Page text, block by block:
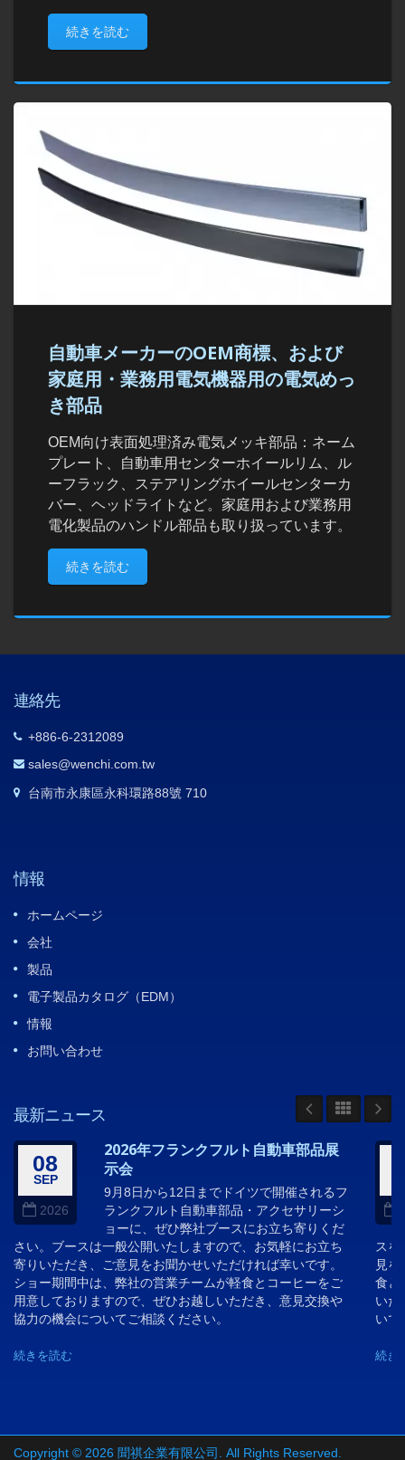
続きを読む
自動車メーカーのOEM商標、および
家庭用・業務用電気機器用の電気めっ
き部品
OEM向け表面処理済み電気メッキ部品：ネーム
プレート、自動車用センターホイールリム、ル
ーフラック、ステアリングホイールセンターカ
バー、ヘッドライトなど。家庭用および業務用
電化製品のハンドル部品も取り扱っています。
続きを読む
連絡先
+886-6-2312089
sales@wenchi.com.tw
台南市永康區永科環路88號 710
情報
ホームページ
会社
製品
電子製品カタログ（EDM）
情報
お問い合わせ
最新ニュース
08
SEP
2026
2026年フランクフルト自動車部品展
示会
9月8日から12日までドイツで開催されるフ
ランクフルト自動車部品・アクセサリーシ
ョーに、ぜひ弊社ブースにお立ち寄りくだ
さい。ブースは一般公開いたしますので、お気軽にお立ち
寄りいただき、ご意見をお聞かせいただければ幸いです。
ショー期間中は、弊社の営業チームが軽食とコーヒーをご
用意しておりますので、ぜひお越しいただき、意見交換や
協力の機会についてご相談ください。
続きを読む
スを
見
食と
いた
いで
続き
Copyright © 2026 聞祺企業有限公司 . All Rights Reserved.